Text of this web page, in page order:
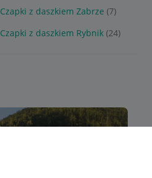
Czapki z daszkiem Zabrze (7)
Czapki z daszkiem Rybnik (24)